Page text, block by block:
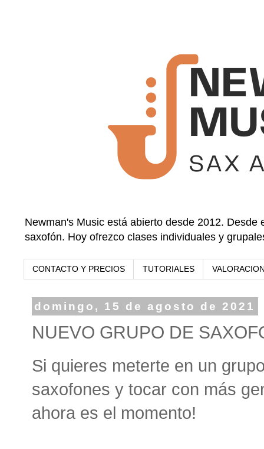
Newman's Music está abierto desde 2012.
saxofón. Hoy ofrezco clases individuales y
CONTACTO Y PRECIOS TUTORIALES
domingo, 15 de agosto de 2021
NUEVO GRUPO DE
Si quieres meterte en un
saxofones y tocar con más
ahora es el momento!